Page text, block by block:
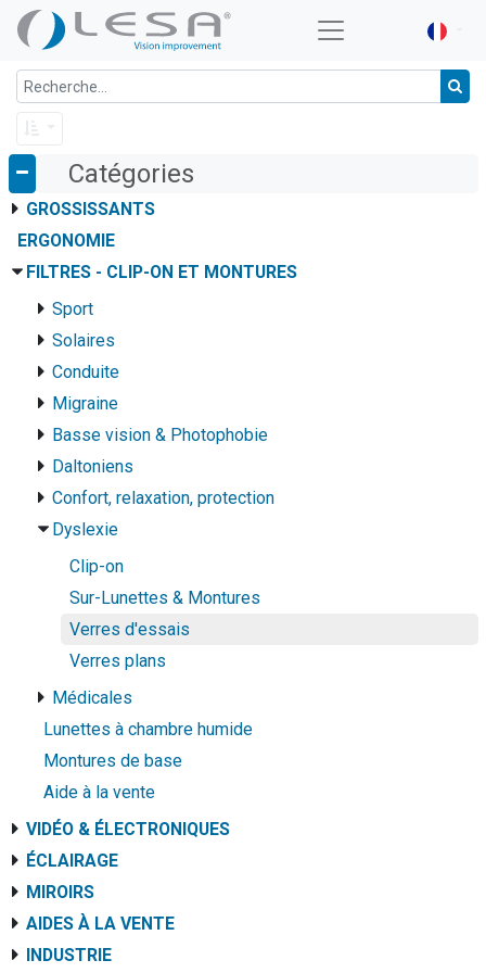
Catégories
GROSSISSANTS
ERGONOMIE
FILTRES - CLIP-ON ET MONTURES
Sport
Solaires
Conduite
Migraine
Basse vision & Photophobie
Daltoniens
Confort, relaxation, protection
Dyslexie
Clip-on
Sur-Lunettes & Montures
Verres d'essais
Verres plans
Médicales
Lunettes à chambre humide
Montures de base
Aide à la vente
VIDÉO & ÉLECTRONIQUES
ÉCLAIRAGE
MIROIRS
AIDES À LA VENTE
INDUSTRIE